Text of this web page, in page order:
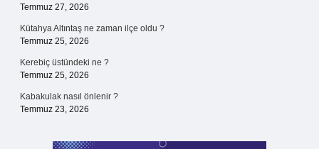
Temmuz 27, 2026
Kütahya Altıntaş ne zaman ilçe oldu ?
Temmuz 25, 2026
Kerebiç üstündeki ne ?
Temmuz 25, 2026
Kabakulak nasıl önlenir ?
Temmuz 23, 2026